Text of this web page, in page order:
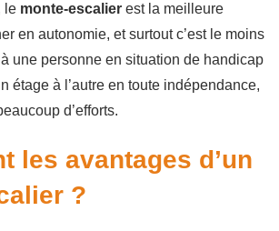
le monte-escalier est la meilleure
en autonomie, et surtout c’est le moins
une personne en situation de handicap
étage à l’autre en toute indépendance,
d’efforts.
les avantages d’un
?